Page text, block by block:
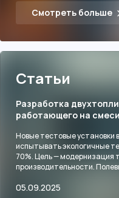
Смотреть больше
Статьи
Разработка
работающего на
Новые тестовые
испытывать экологичные
70%. Цель — модернизация
производительности.
05.09.2025